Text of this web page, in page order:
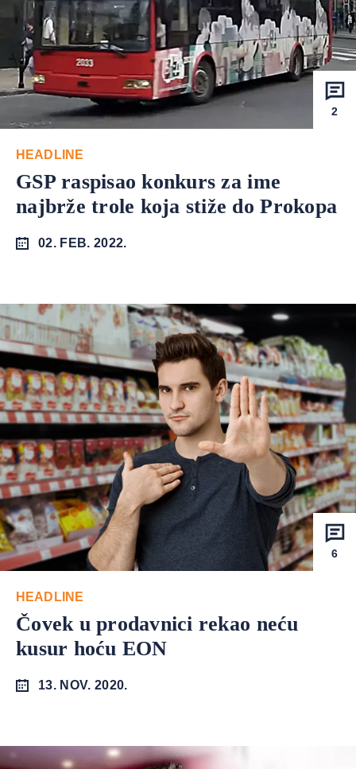
2
HEADLINE
GSP raspisao konkurs za ime
najbrže trole koja stiže do Prokopa
02. FEB. 2022.
6
HEADLINE
Čovek u prodavnici rekao neću
kusur hoću EON
13. NOV. 2020.